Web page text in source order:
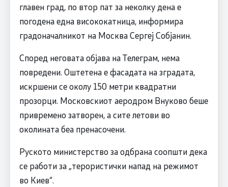
главен град, по втор пат за неколку дена е
погодена една висококатница, информира
градоначалникот на Москва Сергеј Собјанин.
Според неговата објава на Телеграм, нема
повредени. Оштетена е фасадата на зградата,
искршени се околу 150 метри квадратни
прозорци. Московскиот аеродром Внуково беше
привремено затворен, а сите летови во
околината беа пренасочени.
Руското министерство за одбрана соопшти дека
се работи за „терористички напад на режимот
во Киев“.